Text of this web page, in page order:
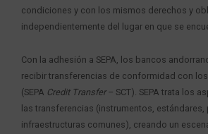
condiciones y con los mismos derechos y
independientemente del lugar en que se
Con la adhesión a SEPA, los bancos
recibir transferencias de conformidad con los
(SEPA Credit Transfer– SCT). SEPA trata los
las transferencias (instrumentos,
infraestructuras comunes), creando un